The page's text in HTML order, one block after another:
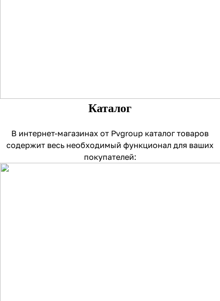
Каталог
В интернет-магазинах от Pvgroup каталог товаров
содержит весь необходимый функционал для ваших
покупателей: